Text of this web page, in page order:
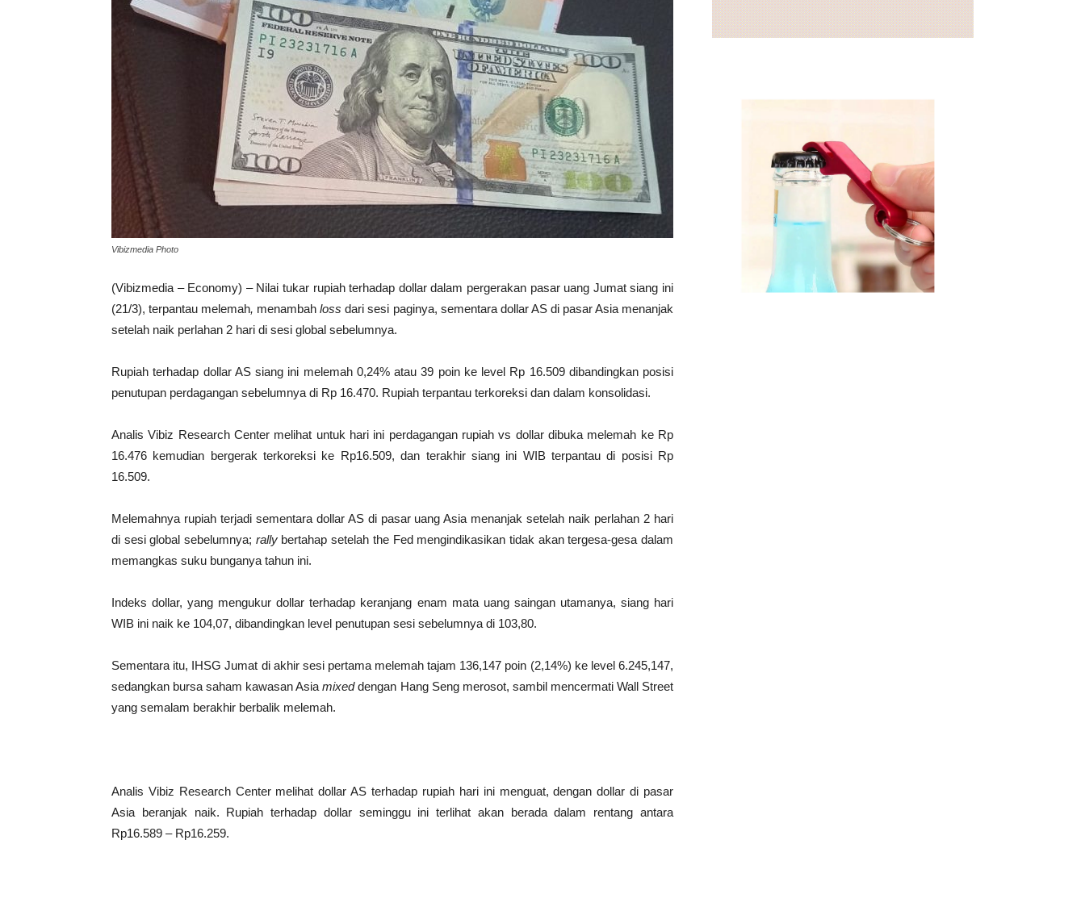
Vibizmedia Photo
(Vibizmedia – Economy) – Nilai tukar rupiah terhadap dollar dalam pergerakan pasar uang Jumat siang ini
(21/3), terpantau melemah, menambahlossdari sesi paginya, sementara dollar AS di pasar Asia menanjak
setelah naik perlahan 2 hari di sesi global sebelumnya.
Rupiah terhadap dollar AS siang ini melemah 0,24% atau 39 poin ke level Rp 16.509 dibandingkan posisi
penutupan perdagangan sebelumnya di Rp 16.470. Rupiah terpantau terkoreksi dan dalam konsolidasi.
Analis Vibiz Research Center melihat untuk hari ini perdagangan rupiah vs dollar dibuka melemah ke Rp
16.476 kemudian bergerak terkoreksi ke Rp16.509, dan terakhir siang ini WIB terpantau di posisi Rp
16.509.
Melemahnya rupiah terjadi sementara dollar AS di pasar uang Asia menanjak setelah naik perlahan 2 hari
di sesi global sebelumnya; rallybertahap setelah the Fed mengindikasikan tidak akan tergesa-gesa dalam
memangkas suku bunganya tahun ini.
Indeks dollar, yang mengukur dollar terhadap keranjang enam mata uang saingan utamanya, siang hari
WIB ini naik ke 104,07, dibandingkan level penutupan sesi sebelumnya di 103,80.
Sementara itu, IHSG Jumat di akhir sesi pertama melemah tajam 136,147 poin (2,14%) ke level 6.245,147,
sedangkan bursa saham kawasan Asiamixeddengan Hang Seng merosot, sambil mencermati Wall Street
yang semalam berakhir berbalik melemah.
Analis Vibiz Research Center melihat dollar AS terhadap rupiah hari ini menguat, dengan dollar di pasar
Asia beranjak naik. Rupiah terhadap dollar seminggu ini terlihat akan berada dalam rentang antara
Rp16.589 – Rp16.259.